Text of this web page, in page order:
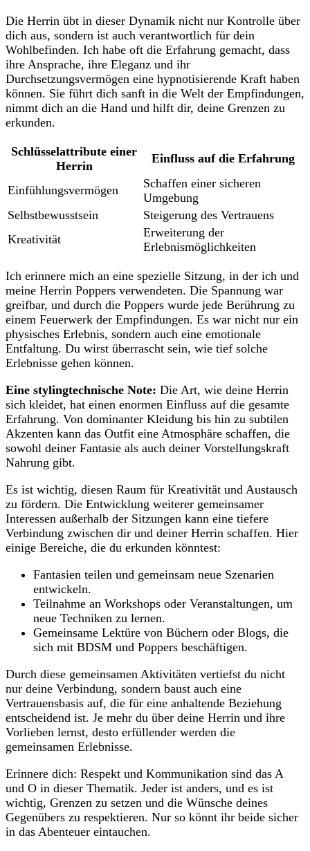
Die Herrin übt in dieser Dynamik nicht nur Kontrolle über
dich aus,​ sondern ist auch verantwortlich für dein
Wohlbefinden. Ich ‌habe oft die Erfahrung gemacht,⁢ dass
ihre Ansprache, ihre Eleganz und ihr
Durchsetzungsvermögen eine ⁢hypnotisierende Kraft haben
können.‍ Sie führt dich⁢ sanft in die Welt der Empfindungen,
nimmt dich an die Hand und hilft ‌dir, ⁢deine Grenzen‌ zu
erkunden.
Schlüsselattribute einer
Herrin
Einfluss auf die Erfahrung
Einfühlungsvermögen
Schaffen einer sicheren
Umgebung
Selbstbewusstsein
Steigerung des ⁤Vertrauens
Kreativität
Erweiterung‍ der
Erlebnismöglichkeiten
Ich erinnere ‌mich​ an‌ eine spezielle Sitzung, in der ich und
meine Herrin Poppers verwendeten. Die Spannung‌ war
greifbar, und durch die Poppers wurde⁢ jede Berührung zu
einem Feuerwerk der Empfindungen. Es war‌ nicht nur ein
physisches Erlebnis, sondern auch eine emotionale
Entfaltung. Du wirst überrascht sein, wie tief solche
⁣Erlebnisse gehen⁤ können.
Eine‌ stylingtechnische ⁢Note: Die Art, wie deine ‌Herrin
sich‌ kleidet, hat einen enormen Einfluss‍ auf die gesamte
⁢Erfahrung. Von dominanter Kleidung⁢ bis hin zu subtilen
Akzenten kann das Outfit ⁢eine Atmosphäre schaffen, die
sowohl deiner Fantasie als auch deiner Vorstellungskraft
Nahrung gibt.
Es ist wichtig, diesen Raum für Kreativität⁤ und Austausch⁤
zu fördern. Die Entwicklung weiterer gemeinsamer
Interessen außerhalb der Sitzungen kann ‌eine tiefere
Verbindung zwischen dir und⁤ deiner Herrin schaffen. Hier
einige‍ Bereiche, die du erkunden könntest:
Fantasien teilen und gemeinsam neue Szenarien
entwickeln.
Teilnahme an Workshops oder Veranstaltungen, um
neue Techniken zu lernen.
Gemeinsame ⁢Lektüre von ⁢Büchern oder Blogs, ‌die
sich mit BDSM und Poppers beschäftigen.
Durch diese gemeinsamen ⁤Aktivitäten vertiefst du nicht ​
nur ⁣deine ⁢Verbindung, sondern baust auch eine
Vertrauensbasis auf, die für eine anhaltende Beziehung
entscheidend ist. Je mehr du über deine Herrin und ihre
‍Vorlieben lernst, desto erfüllender werden ​die
gemeinsamen Erlebnisse.
Erinnere dich: Respekt‍ und‍ Kommunikation⁤ sind das A
und ⁢O in dieser Thematik. Jeder ist‍ anders, und es ist
‍wichtig, Grenzen zu⁤ setzen und die Wünsche​ deines
Gegenübers zu respektieren. Nur so könnt ihr beide sicher
in ⁤das Abenteuer eintauchen.